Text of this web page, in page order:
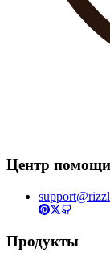
Центр помощи
Продукты